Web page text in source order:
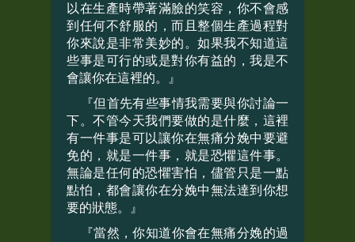
以在生產時帶著滿臉的笑容，你不會感
到任何不舒服的，而且整個生產過程對
你來說是非常美妙的。如果我不知道這
些事是可行的或是對你有益的，我是不
會讓你在這裡的。』
『但首先有些事情我需要與你討論一
下。不管今天我們要做的是什麼，這裡
有一件事是可以讓你在無痛分娩中要避
免的，就是一件事，就是恐懼這件事。
無論是任何的恐懼害怕，儘管只是一點
點怕，都會讓你在分娩中無法達到你想
要的狀態。』
『當然，你知道你會在無痛分娩的過